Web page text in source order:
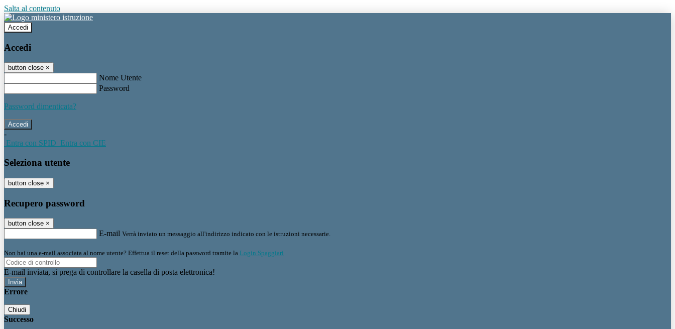
Salta al contenuto
Accedi
Accedi
button close ×
Nome Utente
Password
Password dimenticata?
-
Entra con SPID Entra con CIE
Seleziona utente
button close ×
Recupero password
button close ×
E-mail Verrà inviato un messaggio all'indirizzo indicato con le istruzioni necessarie.
Non hai una e-mail associata al nome utente? Effettua il reset della password tramite la Login Spaggiari
E-mail inviata, si prega di controllare la casella di posta elettronica!
Errore
Chiudi
Successo